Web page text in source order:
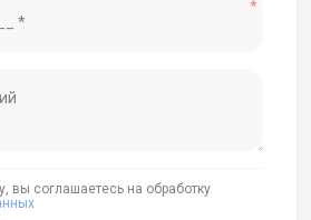
*
вы соглашаетесь на обработку